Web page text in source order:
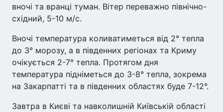
вночі та вранці туман. Вітер переважно північно-
східний, 5-10 м/с.
Вночі температура коливатиметься від 2° тепла
до 3° морозу, а в південних регіонах та Криму
очікується 2-7° тепла. Протягом дня
температура підніметься до 3-8° тепла, зокрема
на Закарпатті та в південних областях буде 7-12°.
Завтра в Києві та навколишній Київській області